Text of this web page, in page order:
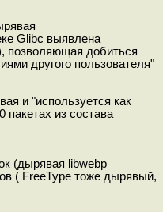
Glibc выявлена
позволяющая добиться
другого пользователя"
и "используется как
пакетах из состава
(дырявая libwebp
( FreeType тоже дырявый,